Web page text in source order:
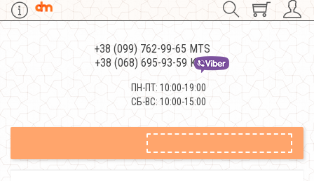
+38 (099) 762-99-65 MTS
+38 (068) 695-93-59 Kievstar
ПН-ПТ: 10:00-19:00
СБ-ВС: 10:00-15:00